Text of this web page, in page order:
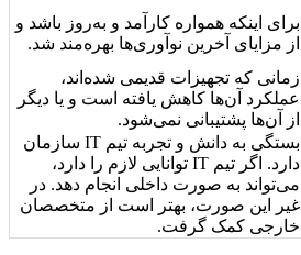
برای اینکه همواره کارآمد و به‌روز باشد و
از مزایای آخرین نوآوری‌ها بهره‌مند شد.
زمانی که تجهیزات قدیمی شده‌اند،
عملکرد آن‌ها کاهش یافته است و یا دیگر
از آن‌ها پشتیبانی نمی‌شود.
بستگی به دانش و تجربه تیم IT سازمان
دارد. اگر تیم IT توانایی لازم را دارد،
می‌تواند به صورت داخلی انجام دهد. در
غیر این صورت، بهتر است از متخصصان
خارجی کمک گرفت.